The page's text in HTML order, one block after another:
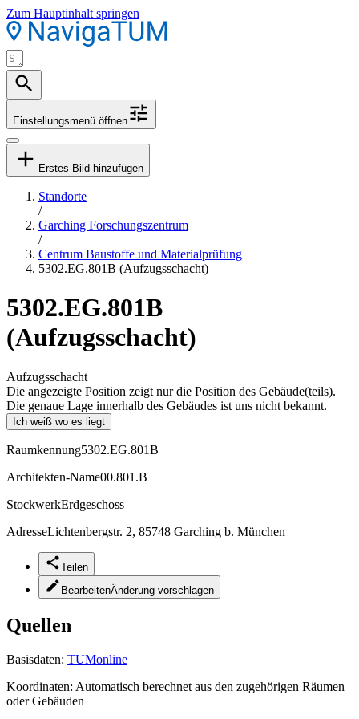
Zum Hauptinhalt springen
Einstellungsmenü öffnen
Erstes Bild hinzufügen
Standorte
/
Garching Forschungszentrum
/
Centrum Baustoffe und Materialprüfung
5302.EG.801B (Aufzugsschacht)
5302.EG.801B
(Aufzugsschacht)
Aufzugsschacht
Die angezeigte Position zeigt nur die Position des Gebäude(teils).
Die genaue Lage innerhalb des Gebäudes ist uns nicht bekannt.
Ich weiß wo es liegt
Raumkennung5302.EG.801B
Architekten-Name00.801.B
StockwerkErdgeschoss
AdresseLichtenbergstr. 2, 85748 Garching b. München
Teilen
BearbeitenÄnderung vorschlagen
Quellen
Basisdaten: TUMonline
Koordinaten: Automatisch berechnet aus den zugehörigen Räumen
oder Gebäuden